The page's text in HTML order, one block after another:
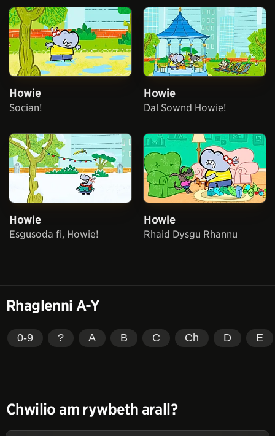
Howie
Socian!
Howie
Dal Sownd Howie!
Howie
Esgusoda fi, Howie!
Howie
Rhaid Dysgu Rhannu
Rhaglenni A-Y
0-9 ? A B C Ch D E
Chwilio am rywbeth arall?